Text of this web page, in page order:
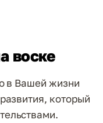
воске
в Вашей жизни
который